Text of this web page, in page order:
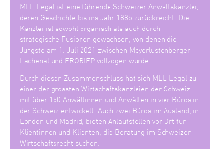
MLL Legal ist eine führende Schweizer Anwaltskanzlei,
deren Geschichte bis ins Jahr 1885 zurückreicht. Die
Kanzlei ist sowohl organisch als auch durch
strategische Fusionen gewachsen, von denen die
Jüngste am 1. Juli 2021 zwischen Meyerlustenberger
Lachenal und FRORIEP vollzogen wurde.
Durch diesen Zusammenschluss hat sich MLL Legal zu
einer der grössten Wirtschaftskanzleien der Schweiz
mit über 150 Anwältinnen und Anwälten in vier Büros in
der Schweiz entwickelt. Auch zwei Büros im Ausland, in
London und Madrid, bieten Anlaufstellen vor Ort für
Klientinnen und Klienten, die Beratung im Schweizer
Wirtschaftsrecht suchen.